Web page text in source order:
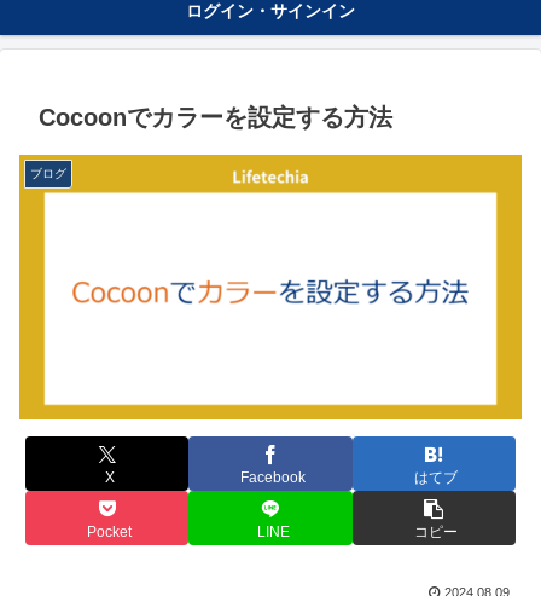
ログイン・サインイン
Cocoonでカラーを設定する方法
ブログ
X Facebook はてブ
Pocket LINE コピー
2024.08.09